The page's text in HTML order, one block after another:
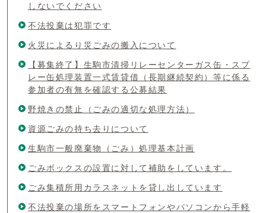
しないでください
不法投棄は犯罪です
火災によるり災ごみの搬入について
【募集終了】生駒市清掃リレーセンターガス缶・スプ
レー缶処理装置一式賃貸借（長期継続契約）等に係る
参加者の有無を確認する公募結果
野焼きの禁止（ごみの適切な処理方法）
資源ごみの持ち去りについて
生駒市一般廃棄物（ごみ）処理基本計画
ごみボックスの設置に対して補助をしています。
ごみ集積所用カラスネットを貸し出しています
不法投棄の場所をスマートフォンやパソコンから手軽